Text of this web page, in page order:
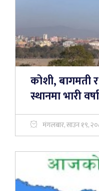
कोशी, बागमती
स्थानमा भारी
मंगलबार, साउन १९,